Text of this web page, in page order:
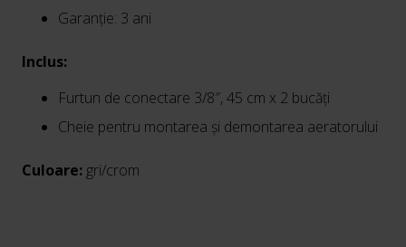
Garanție: 3 ani
Inclus:
Furtun de conectare 3/8″, 45 cm x 2 bucăți
Cheie pentru montarea și demontarea aeratorului
Culoare: gri/crom